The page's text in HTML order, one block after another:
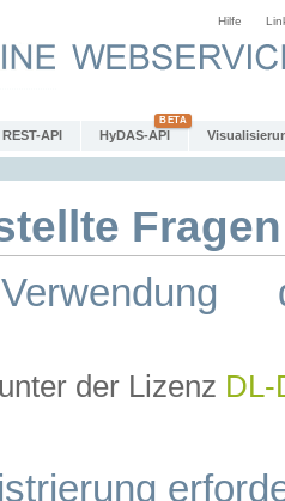
Hilfe
REST-API HyDAS-API
der Lizenz